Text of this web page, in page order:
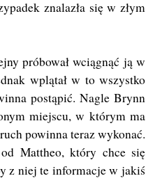
znalazła się w złym
próbował wciągnąć ją w
wplątał w to wszystko
postąpić. Nagle Brynn
miejscu, w którym ma
powinna teraz wykonać.
Mattheo, który chce się
z niej te informacje w jakiś